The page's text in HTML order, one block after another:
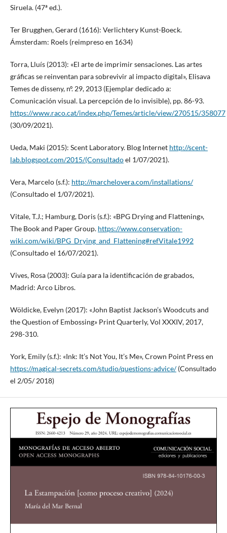
Siruela. (47ª ed.).
Ter Brugghen, Gerard (1616): Verlichtery Kunst-Boeck.
Ámsterdam: Roels (reimpreso en 1634)
Torra, Lluís (2013): «El arte de imprimir sensaciones. Las artes
gráficas se reinventan para sobrevivir al impacto digital», Elisava
Temes de disseny, nº. 29, 2013 (Ejemplar dedicado a:
Comunicación visual. La percepción de lo invisible), pp. 86-93.
https://www.raco.cat/index.php/Temes/article/view/270515/358077
(30/09/2021).
Ueda, Maki (2015): Scent Laboratory. Blog Internet http://scent-
lab.blogspot.com/2015/(Consultadoel 1/07/2021).
Vera, Marcelo (s.f.): http://marchelovera.com/installations/
(Consultado el 1/07/2021).
Vitale, T.J.; Hamburg, Doris (s.f.): «BPG Drying and Flattening»,
The Book and Paper Group. https://www.conservation-
wiki.com/wiki/BPG_Drying_and_Flattening#refVitale1992
(Consultado el 16/07/2021).
Vives, Rosa (2003): Guía para la identificación de grabados,
Madrid: Arco Libros.
Wöldicke, Evelyn (2017): «John Baptist Jackson’s Woodcuts and
the Question of Embossing» Print Quarterly, Vol XXXIV, 2017,
298-310.
York, Emily (s.f.): «Ink: It’s Not You, It’s Me», Crown Point Press en
https://magical-secrets.com/studio/questions-advice/(Consultado
el 2/05/ 2018)